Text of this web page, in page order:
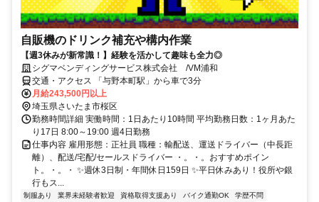
自販機のドリンク補充や構内作業
【週3休みが新常識！】経験を活かして趣味も全力◎
シグマベンディングサービス株式会社 /VM浦和
交通・アクセス 「与野本町駅」から車で3分
月給243,500円以上
埼玉県さいたま市桜区
勤務時間詳細 実働時間：1日あたり10時間 平均勤務日数：1ヶ月あた
り17日 8:00～19:00 週4日勤務
仕事内容 雇用形態：正社員 職種：輸配送、運送ドライバー（中長距
離）、配送/宅配/セールスドライバー ・。・。おすすめポイン
ト。・。・ ✨週休3日制・年間休日159日 ✨平日休みあり！役所や銀
行もス...
制服あり 業界未経験者歓迎 資格取得支援あり バイク通勤OK
学歴不問